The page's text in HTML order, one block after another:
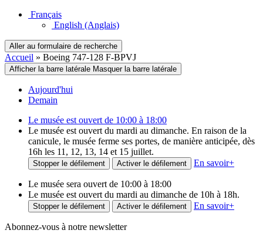
Français
English (Anglais)
Aller au formulaire de recherche
Accueil » Boeing 747-128 F-BPVJ
Afficher la barre latérale Masquer la barre latérale
Aujourd'hui
Demain
Le musée est ouvert de 10:00 à 18:00
Le musée est ouvert du mardi au dimanche. En raison de la
canicule, le musée ferme ses portes, de manière anticipée, dès
16h les 11, 12, 13, 14 et 15 juillet.
Stopper le défilement Activer le défilement En savoir+
Le musée sera ouvert de 10:00 à 18:00
Le musée est ouvert du mardi au dimanche de 10h à 18h.
Stopper le défilement Activer le défilement En savoir+
Abonnez-vous à notre newsletter